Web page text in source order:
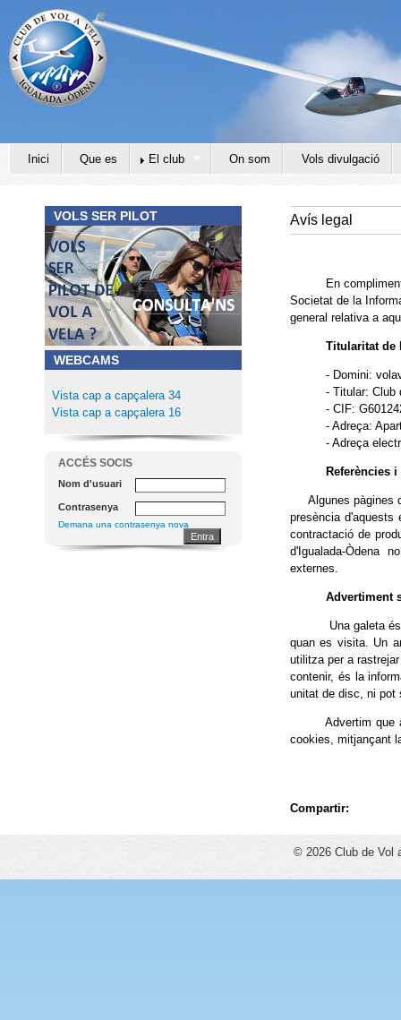
Avís legal
En compliment
Societat de la
general relativa a
Titularitat de
- Domini:
- Titular: Club
- CIF:
- Adreça:
- Adreça
Referències i
Algunes pàgines
presència
contractació de
d'Igualada-Òdena
externes.
Advertiment
Una galeta és un
quan es visita. Un
utilitza per a
contenir, és la
unitat de disc, ni pot
Advertim que
cookies, mitjançant
Compartir:
Inici Que es El club On som Vols divulgació
VOLS SER PILOT
WEBCAMS
Vista cap a capçalera 34
Vista cap a capçalera 16
ACCÉS SOCIS
Nom d'usuari
Contrasenya
Demana una contrasenya nova
© 2026 Club de Vol